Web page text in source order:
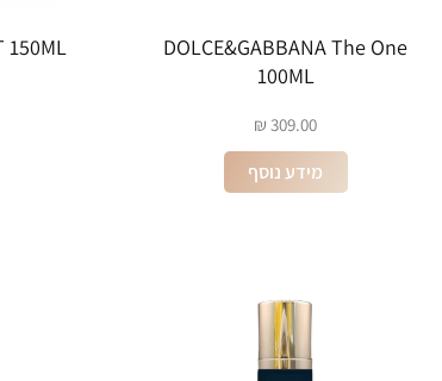
DOLCE&GABBANA The One
100ML
309.00
₪
מידע נוסף